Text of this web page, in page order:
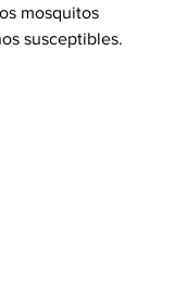
mosquitos
susceptibles.